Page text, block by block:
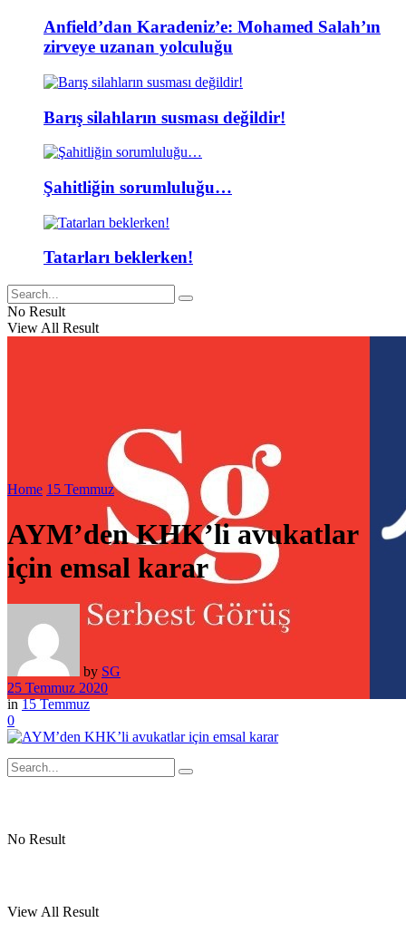
Anfield’dan Karadeniz’e: Mohamed Salah’ın
zirveye uzanan yolculuğu
Barış silahların susması değildir!
Şahitliğin sorumluluğu…
Tatarları beklerken!
No Result
View All Result
No Result
View All Result
Home 15 Temmuz
AYM’den KHK’li avukatlar
için emsal karar
by SG
25 Temmuz 2020
in 15 Temmuz
0